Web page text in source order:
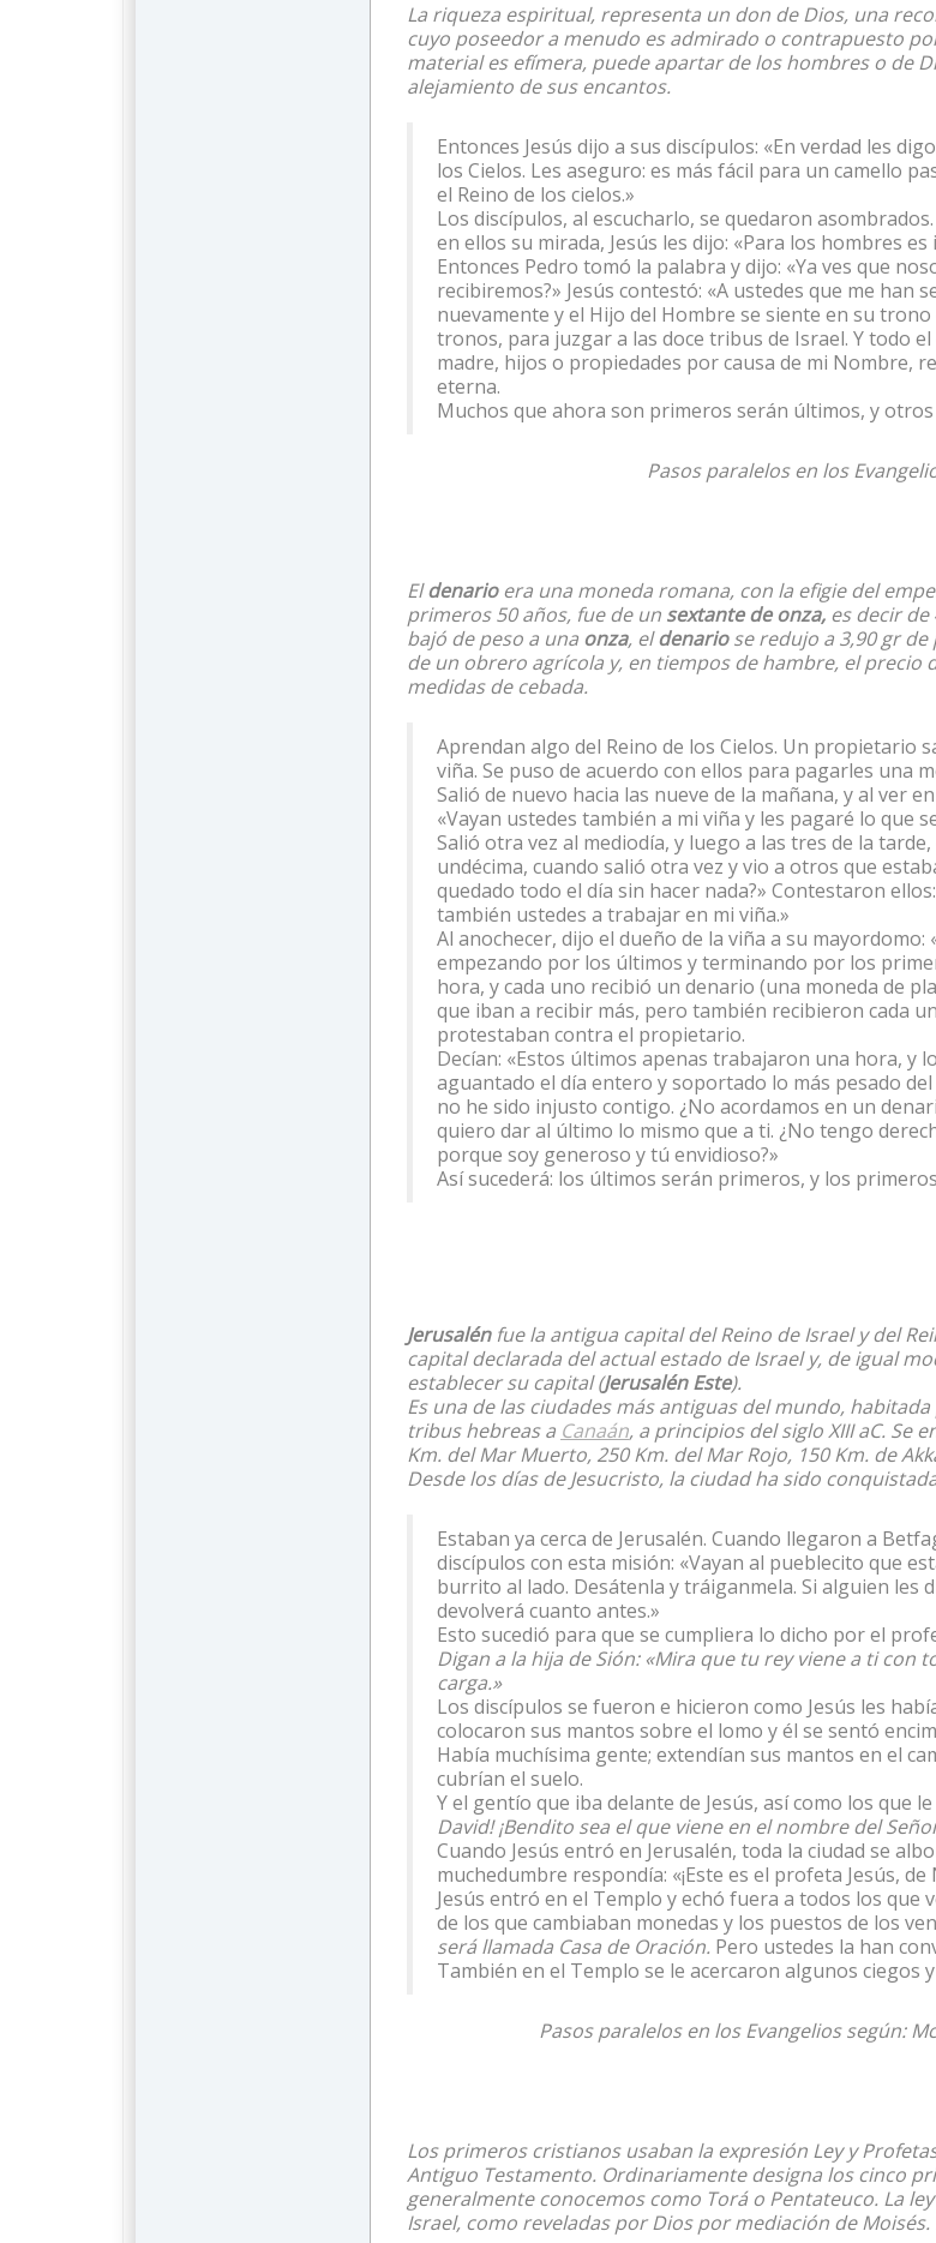
La riqueza espiritual, representa un don de Dios, una
cuyo poseedor a menudo es admirado o contrapuesto
material es efímera, puede apartar de los hombres o de
alejamiento de sus encantos.
Entonces Jesús dijo a sus discípulos: «En verdad les
los Cielos. Les aseguro: es más fácil para un camello
el Reino de los cielos.»
Los discípulos, al escucharlo, se quedaron
en ellos su mirada, Jesús les dijo: «Para los hombres
Entonces Pedro tomó la palabra y dijo: «Ya ves que
recibiremos?» Jesús contestó: «A ustedes que me han
nuevamente y el Hijo del Hombre se siente en su
tronos, para juzgar a las doce tribus de Israel. Y todo
madre, hijos o propiedades por causa de mi Nombre,
eterna.
Muchos que ahora son primeros serán últimos, y
Pasos paralelos en los
Eldenarioera una moneda romana, con la efigie del
primeros 50 años, fue de un sextante de onza, es decir
bajó de peso a una onza, eldenariose redujo a 3,90 gr de
de un obrero agrícola y, en tiempos de hambre, el
medidas de cebada.
Aprendan algo del Reino de los Cielos. Un propietario
viña. Se puso de acuerdo con ellos para pagarles una
Salió de nuevo hacia las nueve de la mañana, y al ver
«Vayan ustedes también a mi viña y les pagaré lo que
Salió otra vez al mediodía, y luego a las tres de la
undécima, cuando salió otra vez y vio a otros que
quedado todo el día sin hacer nada?» Contestaron
también ustedes a trabajar en mi viña.»
Al anochecer, dijo el dueño de la viña a su
empezando por los últimos y terminando por los
hora, y cada uno recibió un denario (una moneda de
que iban a recibir más, pero también recibieron cada
protestaban contra el propietario.
Decían: «Estos últimos apenas trabajaron una hora, y
aguantado el día entero y soportado lo más pesado
no he sido injusto contigo. ¿No acordamos en un
quiero dar al último lo mismo que a ti. ¿No tengo
porque soy generoso y tú envidioso?»
Así sucederá: los últimos serán primeros, y los
Jerusalénfue la antigua capital del Reino de Israel y del
capital declarada del actual estado de Israel y, de igual
establecer su capital (Jerusalén Este).
Es una de las ciudades más antiguas del mundo,
tribus hebreas a Canaán, a principios del siglo XIII aC. Se
Km. del Mar Muerto, 250 Km. del Mar Rojo, 150 Km. de
Desde los días de Jesucristo, la ciudad ha sido
Estaban ya cerca de Jerusalén. Cuando llegaron a
discípulos con esta misión: «Vayan al pueblecito que
burrito al lado. Desátenla y tráiganmela. Si alguien les
devolverá cuanto antes.»
Esto sucedió para que se cumpliera lo dicho por el
Digan a la hija de Sión: «Mira que tu rey viene a ti
carga.»
Los discípulos se fueron e hicieron como Jesús les
colocaron sus mantos sobre el lomo y él se sentó
Había muchísima gente; extendían sus mantos en el
cubrían el suelo.
Y el gentío que iba delante de Jesús, así como los que
David! ¡Bendito sea el que viene en el nombre del
Cuando Jesús entró en Jerusalén, toda la ciudad se
muchedumbre respondía: «¡Este es el profeta Jesús, de
Jesús entró en el Templo y echó fuera a todos los
de los que cambiaban monedas y los puestos de los
será llamada Casa de Oración. Pero ustedes la han
También en el Templo se le acercaron algunos ciegos
Pasos paralelos en los Evangelios según:
Los primeros cristianos usaban la expresión Ley y
Antiguo Testamento. Ordinariamente designa los cinco
generalmente conocemos como Torá o Pentateuco. La
Israel, como reveladas por Dios por mediación de